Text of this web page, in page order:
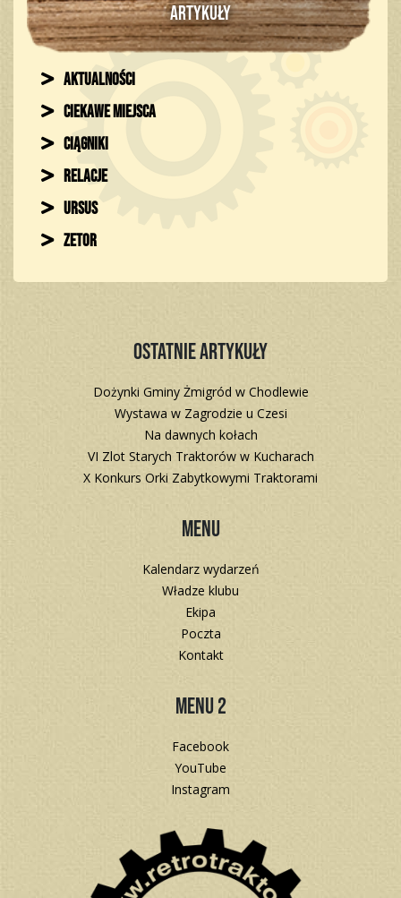
ARTYKUŁY
Aktualności
Ciekawe miejsca
Ciągniki
Relacje
Ursus
Zetor
Ostatnie artykuły
Dożynki Gminy Żmigród w Chodlewie
Wystawa w Zagrodzie u Czesi
Na dawnych kołach
VI Zlot Starych Traktorów w Kucharach
X Konkurs Orki Zabytkowymi Traktorami
Menu
Kalendarz wydarzeń
Władze klubu
Ekipa
Poczta
Kontakt
Menu 2
Facebook
YouTube
Instagram